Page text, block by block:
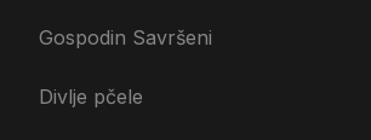
Gospodin Savršeni
Divlje pčele